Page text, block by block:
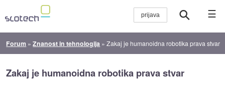
☰
Forum »Znanost in tehnologija »Zakaj je humanoidna robotika prava stvar
Zakaj je humanoidna robotika prava stvar